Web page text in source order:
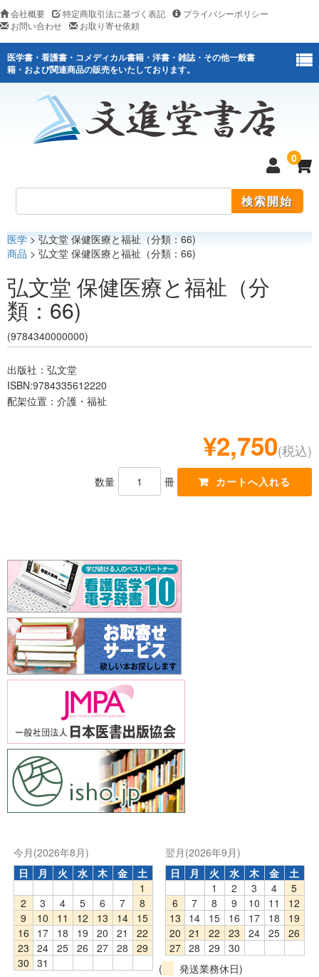
会社概要 特定商取引法に基づく表記
プライバシーポリシー
お問い合わせ
お取り寄せ依頼
医学書・看護書・コメディカル書籍・洋書・雑誌・その他一般書
籍・および関連商品の販売をいたしております。
0
医学
医薬関連
レジデント
医学 > 弘文堂 保健医療と福祉（分類：66)
商品 > 弘文堂 保健医療と福祉（分類：66)
弘文堂 保健医療と福祉（分
類：66)
(9784340000000)
出版社：弘文堂
ISBN:9784335612220
配架位置：介護・福祉
¥2,750(税込)
数量 冊
今月(2026年8月)
日
月 火 水 木 金
土
1
2
3 4 5 6 7
8
9
10 11 12 13 14
15
16
17 18 19 20 21
22
23
24 25 26 27 28
29
30
31
翌月(2026年9月)
日
月 火 水 木 金
土
1
2 3 4
5
6
7 8 9 10 11
12
13
14 15 16 17 18
19
20
21 22 23 24 25
26
27 28 29
30
(
発送業務休日)